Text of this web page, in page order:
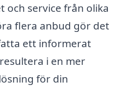
och service från olika
flera anbud gör det
ett informerat
i en mer
för din